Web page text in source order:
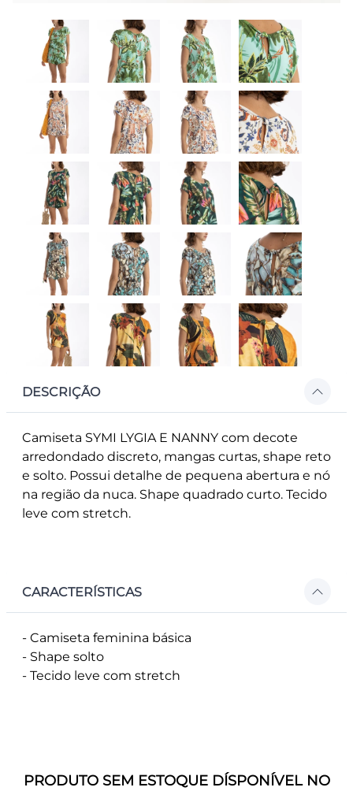
DESCRIÇÃO
Camiseta SYMI LYGIA E NANNY com decote
arredondado discreto, mangas curtas, shape reto
e solto. Possui detalhe de pequena abertura e nó
na região da nuca. Shape quadrado curto. Tecido
leve com stretch.
CARACTERÍSTICAS
- Camiseta feminina básica
- Shape solto
- Tecido leve com stretch
PRODUTO SEM ESTOQUE DÍSPONÍVEL NO